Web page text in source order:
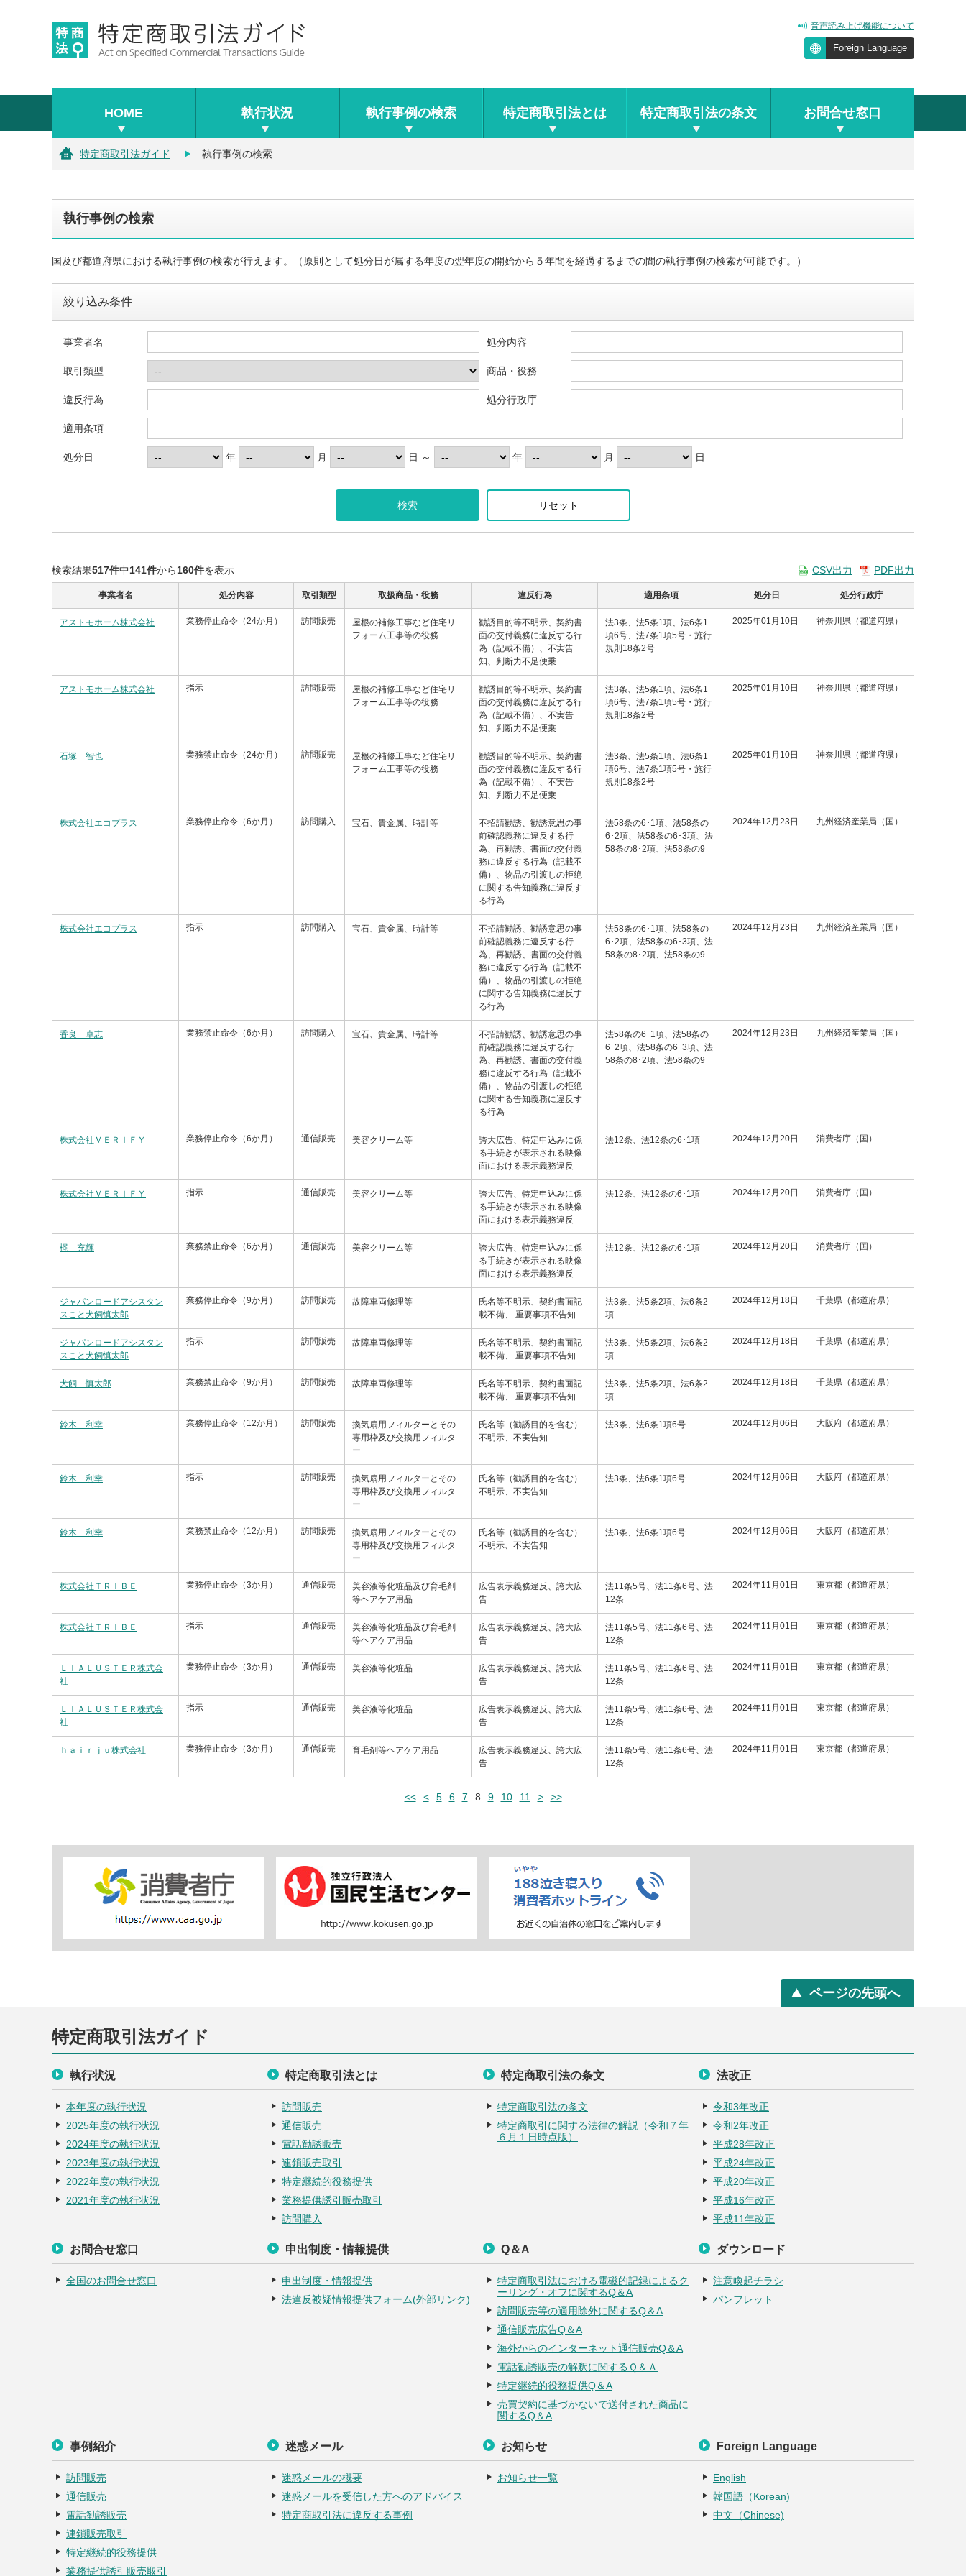
音声読み上げ機能について
Foreign Language
HOME 執行状況 執行事例の検索 特定商取引法とは 特定商取引法の条文 お問合せ窓口
特定商取引法ガイド 執行事例の検索
執行事例の検索
国及び都道府県における執行事例の検索が行えます。（原則として処分日が属する年度の翌年度の開始から５年間を経過するまでの間の執行事例の検索が可能です。）
絞り込み条件
事業者名 処分内容
取引類型 商品・役務
違反行為 処分行政庁
適用条項
処分日 年 月 日 ～ 年 月 日
リセット
検索結果517件中141件から160件を表示 PDF出力
CSV出力
事業者名 処分内容 取引類型 取扱商品・役務 違反行為 適用条項 処分日 処分行政庁
アストモホーム株式会社 業務停止命令（24か月） 訪問販売
屋根の補修工事など住宅リ
フォーム工事等の役務
勧誘目的等不明示、契約書
面の交付義務に違反する行
為（記載不備）、不実告
知、判断力不足便乗
法3条、法5条1項、法6条1
項6号、法7条1項5号・施行
規則18条2号
2025年01月10日 神奈川県（都道府県）
アストモホーム株式会社 指示 訪問販売
屋根の補修工事など住宅リ
フォーム工事等の役務
勧誘目的等不明示、契約書
面の交付義務に違反する行
為（記載不備）、不実告
知、判断力不足便乗
法3条、法5条1項、法6条1
項6号、法7条1項5号・施行
規則18条2号
2025年01月10日 神奈川県（都道府県）
石塚 智也 業務禁止命令（24か月） 訪問販売
屋根の補修工事など住宅リ
フォーム工事等の役務
勧誘目的等不明示、契約書
面の交付義務に違反する行
為（記載不備）、不実告
知、判断力不足便乗
法3条、法5条1項、法6条1
項6号、法7条1項5号・施行
規則18条2号
2025年01月10日 神奈川県（都道府県）
株式会社エコプラス 業務停止命令（6か月） 訪問購入 宝石、貴金属、時計等
不招請勧誘、勧誘意思の事
前確認義務に違反する行
為、再勧誘、書面の交付義
務に違反する行為（記載不
備）、物品の引渡しの拒絶
に関する告知義務に違反す
る行為
法58条の6･1項、法58条の
6･2項、法58条の6･3項、法
58条の8･2項、法58条の9
2024年12月23日 九州経済産業局（国）
株式会社エコプラス 指示 訪問購入 宝石、貴金属、時計等
不招請勧誘、勧誘意思の事
前確認義務に違反する行
為、再勧誘、書面の交付義
務に違反する行為（記載不
備）、物品の引渡しの拒絶
に関する告知義務に違反す
る行為
法58条の6･1項、法58条の
6･2項、法58条の6･3項、法
58条の8･2項、法58条の9
2024年12月23日 九州経済産業局（国）
香良 卓志 業務禁止命令（6か月） 訪問購入 宝石、貴金属、時計等
不招請勧誘、勧誘意思の事
前確認義務に違反する行
為、再勧誘、書面の交付義
務に違反する行為（記載不
備）、物品の引渡しの拒絶
に関する告知義務に違反す
る行為
法58条の6･1項、法58条の
6･2項、法58条の6･3項、法
58条の8･2項、法58条の9
2024年12月23日 九州経済産業局（国）
株式会社ＶＥＲＩＦＹ 業務停止命令（6か月） 通信販売 美容クリーム等
誇大広告、特定申込みに係
る手続きが表示される映像
面における表示義務違反
法12条、法12条の6･1項 2024年12月20日 消費者庁（国）
株式会社ＶＥＲＩＦＹ 指示 通信販売 美容クリーム等
誇大広告、特定申込みに係
る手続きが表示される映像
面における表示義務違反
法12条、法12条の6･1項 2024年12月20日 消費者庁（国）
梶 充輝 業務禁止命令（6か月） 通信販売 美容クリーム等
誇大広告、特定申込みに係
る手続きが表示される映像
面における表示義務違反
法12条、法12条の6･1項 2024年12月20日 消費者庁（国）
ジャパンロードアシスタン
スこと犬飼慎太郎
業務停止命令（9か月） 訪問販売 故障車両修理等
氏名等不明示、契約書面記
載不備、 重要事項不告知
法3条、法5条2項、法6条2
項
2024年12月18日 千葉県（都道府県）
ジャパンロードアシスタン
スこと犬飼慎太郎
指示 訪問販売 故障車両修理等
氏名等不明示、契約書面記
載不備、 重要事項不告知
法3条、法5条2項、法6条2
項
2024年12月18日 千葉県（都道府県）
犬飼 慎太郎 業務禁止命令（9か月） 訪問販売 故障車両修理等
氏名等不明示、契約書面記
載不備、 重要事項不告知
法3条、法5条2項、法6条2
項
2024年12月18日 千葉県（都道府県）
鈴木 利幸 業務停止命令（12か月） 訪問販売
換気扇用フィルターとその
専用枠及び交換用フィルタ
ー
氏名等（勧誘目的を含む）
不明示、不実告知
法3条、法6条1項6号 2024年12月06日 大阪府（都道府県）
鈴木 利幸 指示 訪問販売
換気扇用フィルターとその
専用枠及び交換用フィルタ
ー
氏名等（勧誘目的を含む）
不明示、不実告知
法3条、法6条1項6号 2024年12月06日 大阪府（都道府県）
鈴木 利幸 業務禁止命令（12か月） 訪問販売
換気扇用フィルターとその
専用枠及び交換用フィルタ
ー
氏名等（勧誘目的を含む）
不明示、不実告知
法3条、法6条1項6号 2024年12月06日 大阪府（都道府県）
株式会社ＴＲＩＢＥ 業務停止命令（3か月） 通信販売
美容液等化粧品及び育毛剤
等ヘアケア用品
広告表示義務違反、誇大広
告
法11条5号、法11条6号、法
12条
2024年11月01日 東京都（都道府県）
株式会社ＴＲＩＢＥ 指示 通信販売
美容液等化粧品及び育毛剤
等ヘアケア用品
広告表示義務違反、誇大広
告
法11条5号、法11条6号、法
12条
2024年11月01日 東京都（都道府県）
ＬＩＡＬＵＳＴＥＲ株式会
社
業務停止命令（3か月） 通信販売 美容液等化粧品
広告表示義務違反、誇大広
告
法11条5号、法11条6号、法
12条
2024年11月01日 東京都（都道府県）
ＬＩＡＬＵＳＴＥＲ株式会
社
指示 通信販売 美容液等化粧品
広告表示義務違反、誇大広
告
法11条5号、法11条6号、法
12条
2024年11月01日 東京都（都道府県）
ｈａｉｒｊｕ株式会社 業務停止命令（3か月） 通信販売 育毛剤等ヘアケア用品
広告表示義務違反、誇大広
告
法11条5号、法11条6号、法
12条
2024年11月01日 東京都（都道府県）
<< < 5 6 7 8 9 10 11 > >>
ページの先頭へ
特定商取引法ガイド
執行状況
本年度の執行状況
2025年度の執行状況
2024年度の執行状況
2023年度の執行状況
2022年度の執行状況
2021年度の執行状況
特定商取引法とは
訪問販売
通信販売
電話勧誘販売
連鎖販売取引
特定継続的役務提供
業務提供誘引販売取引
訪問購入
特定商取引法の条文
特定商取引法の条文
特定商取引に関する法律の解説（令和７年
６月１日時点版）
法改正
令和3年改正
令和2年改正
平成28年改正
平成24年改正
平成20年改正
平成16年改正
平成11年改正
お問合せ窓口
全国のお問合せ窓口
申出制度・情報提供
申出制度・情報提供
法違反被疑情報提供フォーム(外部リンク)
Q＆A
特定商取引法における電磁的記録によるク
ーリング・オフに関するQ＆A
訪問販売等の適用除外に関するQ＆A
通信販売広告Q＆A
海外からのインターネット通信販売Q＆A
電話勧誘販売の解釈に関するＱ＆Ａ
特定継続的役務提供Q＆A
売買契約に基づかないで送付された商品に
関するQ＆A
ダウンロード
注意喚起チラシ
パンフレット
事例紹介
訪問販売
通信販売
電話勧誘販売
連鎖販売取引
特定継続的役務提供
業務提供誘引販売取引
迷惑メール
迷惑メールの概要
迷惑メールを受信した方へのアドバイス
特定商取引法に違反する事例
お知らせ
お知らせ一覧
Foreign Language
English
韓国語（Korean)
中文（Chinese)